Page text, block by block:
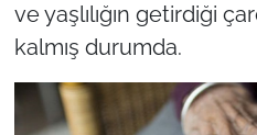
ve yaşlılığın getirdiği
kalmış durumda.